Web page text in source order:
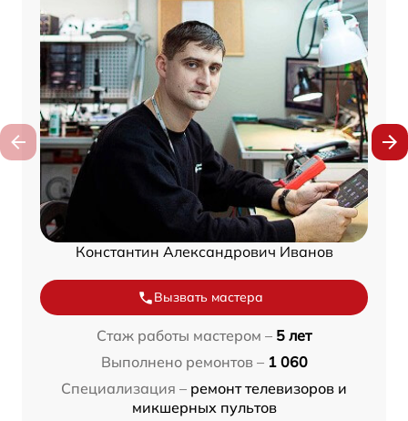
Константин Александрович Иванов
Вызвать мастера
Стаж работы мастером – 5 лет
Выполнено ремонтов – 1 060
Специализация – ремонт телевизоров и
микшерных пультов